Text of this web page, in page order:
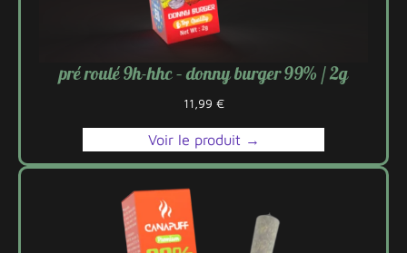
pré roulé 9h-hhc – donny burger 99% / 2g
11,99 €
Voir le produit →